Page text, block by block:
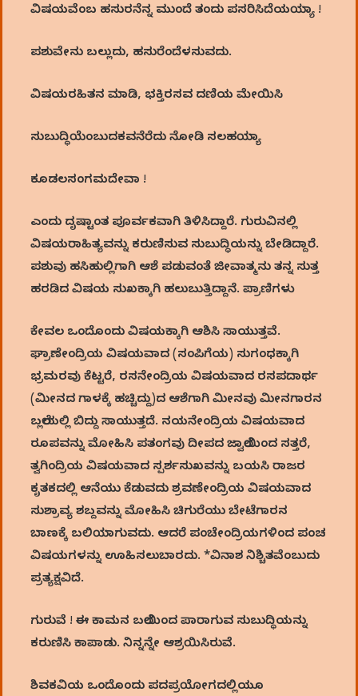
ವಿಷಯವೆಂಬ ಹಸುರನೆನ್ನ ಮುಂದೆ ತಂದು ಪಸರಿಸಿದೆಯಯ್ಯಾ !
ಪಶುವೇನು ಬಲ್ಲುದು, ಹಸುರೆಂದೆಳಸುವದು.
ವಿಷಯರಹಿತನ ಮಾಡಿ, ಭಕ್ತಿರಸವ ದಣಿಯ ಮೇಯಿಸಿ
ಸುಬುದ್ಧಿಯೆಂಬುದಕವನೆರೆದು ನೋಡಿ ಸಲಹಯ್ಯಾ
ಕೂಡಲಸಂಗಮದೇವಾ !
ಎಂದು ದೃಷ್ಟಾಂತ ಪೂರ್ವಕವಾಗಿ ತಿಳಿಸಿದ್ದಾರೆ. ಗುರುವಿನಲ್ಲಿ
ವಿಷಯರಾಹಿತ್ಯವನ್ನು ಕರುಣಿಸುವ ಸುಬುದ್ಧಿಯನ್ನು ಬೇಡಿದ್ದಾರೆ.
ಪಶುವು ಹಸಿಹುಲ್ಲಿಗಾಗಿ ಆಶೆ ಪಡುವಂತೆ ಜೀವಾತ್ಮನು ತನ್ನ ಸುತ್ತ
ಹರಡಿದ ವಿಷಯ ಸುಖಕ್ಕಾಗಿ ಹಲುಬುತ್ತಿದ್ದಾನೆ. ಪ್ರಾಣಿಗಳು
ಕೇವಲ ಒಂದೊಂದು ವಿಷಯಕ್ಕಾಗಿ ಆಶಿಸಿ ಸಾಯುತ್ತವೆ.
ಘ್ರಾಣೇಂದ್ರಿಯ ವಿಷಯವಾದ (ಸಂಪಿಗೆಯ) ಸುಗಂಧಕ್ಕಾಗಿ
ಭ್ರಮರವು ಕೆಟ್ಟರೆ, ರಸನೇಂದ್ರಿಯ ವಿಷಯವಾದ ರಸಪದಾರ್ಥ
(ಮೀನದ ಗಾಳಕ್ಕೆ ಹಚ್ಚಿದ್ದು)ದ ಆಶೆಗಾಗಿ ಮೀನವು ಮೀನಗಾರನ
ಬಲ್ಲೆಯಲ್ಲಿ ಬಿದ್ದು ಸಾಯುತ್ತದೆ. ನಯನೇಂದ್ರಿಯ ವಿಷಯವಾದ
ರೂಪವನ್ನು ಮೋಹಿಸಿ ಪತಂಗವು ದೀಪದ ಜ್ವಾಲೆಯಿಂದ ಸತ್ತರೆ,
ತ್ವಗಿಂದ್ರಿಯ ವಿಷಯವಾದ ಸ್ಪರ್ಶಸುಖವನ್ನು ಬಯಸಿ ರಾಜರ
ಕೃತಕದಲ್ಲಿ ಆನೆಯು ಕೆಡುವದು ಶ್ರವಣೇಂದ್ರಿಯ ವಿಷಯವಾದ
ಸುಶ್ರಾವ್ಯ ಶಬ್ದವನ್ನು ಮೋಹಿಸಿ ಚಿಗುರೆಯು ಬೇಟೆಗಾರನ
ಬಾಣಕ್ಕೆ ಬಲಿಯಾಗುವದು. ಆದರೆ ಪಂಚೇಂದ್ರಿಯಗಳಿಂದ ಪಂಚ
ವಿಷಯಗಳನ್ನು ಊಹಿಸಲುಬಾರದು. *ವಿನಾಶ ನಿಶ್ಚಿತವೆಂಬುದು
ಪ್ರತ್ಯಕ್ಷವಿದೆ.
ಗುರುವೆ ! ಈ ಕಾಮನ ಬಲೆಯಿಂದ ಪಾರಾಗುವ ಸುಬುದ್ಧಿಯನ್ನು
ಕರುಣಿಸಿ ಕಾಪಾಡು. ನಿನ್ನನ್ನೇ ಆಶ್ರಯಿಸಿರುವೆ.
ಶಿವಕವಿಯ ಒಂದೊಂದು ಪದಪ್ರಯೋಗದಲ್ಲಿಯೂ